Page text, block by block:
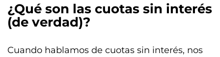
¿Qué son las cuotas sin interés
(de verdad)?
Cuando hablamos de cuotas sin interés, nos